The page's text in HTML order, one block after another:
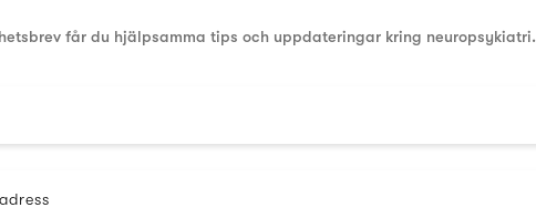
får du hjälpsamma tips och uppdateringar kring neuropsykiatri.